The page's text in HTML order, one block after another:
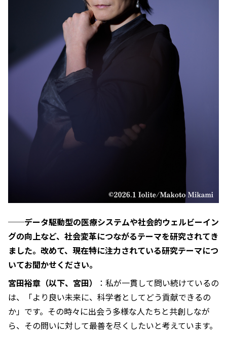
──データ駆動型の医療システムや社会的ウェルビーイン
グの向上など、社会変革につながるテーマを研究されてき
ました。改めて、現在特に注力されている研究テーマにつ
いてお聞かせください。
宮田裕章（以下、宮田）
：私が一貫して問い続けているの
は、「より良い未来に、科学者としてどう貢献できるの
か」です。その時々に出会う多様な人たちと共創しなが
ら、その問いに対して最善を尽くしたいと考えています。